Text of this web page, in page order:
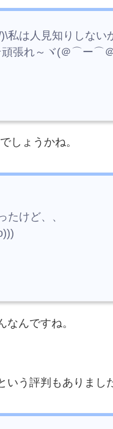
私は人見知りしない
頑張れ～ヾ(＠⌒ー⌒
しょうかね。
けど、、
んですね。
う評判もありまし